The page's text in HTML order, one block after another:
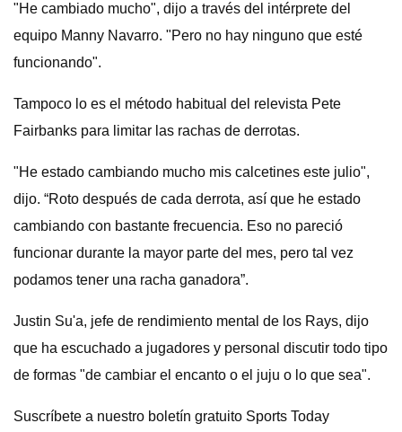
"He cambiado mucho", dijo a través del intérprete del
equipo Manny Navarro. "Pero no hay ninguno que esté
funcionando".
Tampoco lo es el método habitual del relevista Pete
Fairbanks para limitar las rachas de derrotas.
"He estado cambiando mucho mis calcetines este julio",
dijo. “Roto después de cada derrota, así que he estado
cambiando con bastante frecuencia. Eso no pareció
funcionar durante la mayor parte del mes, pero tal vez
podamos tener una racha ganadora”.
Justin Su'a, jefe de rendimiento mental de los Rays, dijo
que ha escuchado a jugadores y personal discutir todo tipo
de formas "de cambiar el encanto o el juju o lo que sea".
Suscríbete a nuestro boletín gratuito Sports Today